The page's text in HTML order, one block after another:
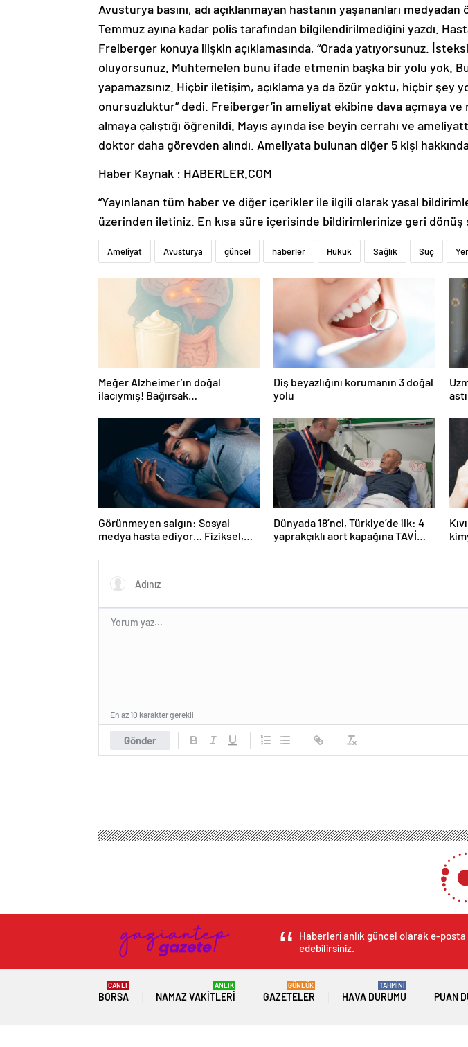
Avusturya basını, adı açıklanmayan hastanın yaşananları
Temmuz ayına kadar polis tarafından bilgilendirilmediğini yazdı.
Freiberger konuya ilişkin açıklamasında, “Orada yatıyorsunuz.
oluyorsunuz. Muhtemelen bunu ifade etmenin başka bir yolu yok.
yapamazsınız. Hiçbir iletişim, açıklama ya da özür yoktu, hiçbir şey
onursuzluktur” dedi. Freiberger’in ameliyat ekibine dava açmaya
almaya çalıştığı öğrenildi. Mayıs ayında ise beyin cerrahı ve
doktor daha görevden alındı. Ameliyata bulunan diğer 5 kişi
Haber Kaynak : HABERLER.COM
“Yayınlanan tüm haber ve diğer içerikler ile ilgili olarak yasal
üzerinden iletiniz. En kısa süre içerisinde bildirimlerinize geri dönüş
Ameliyat Avusturya güncel haberler Hukuk Sağlık Suç
Meğer Alzheimer’ın doğal
ilacıymış! Bağırsak
Diş beyazlığını korumanın 3 doğal
yolu
Görünmeyen salgın: Sosyal
medya hasta ediyor… Fiziksel,
inanamayacaksınız
Dünyada 18’nci, Türkiye’de ilk: 4
yaprakçıklı aort kapağına TAVİ
Gönder
En az 10 karakter gerekli
Haberleri anlık güncel olarak e-
edebilirsiniz.
BORSA
CANLI
NAMAZ VAKITLERI
ANLIK
GAZETELER
GÜNLÜK
HAVA DURUMU
TAHMİNİ
PUAN